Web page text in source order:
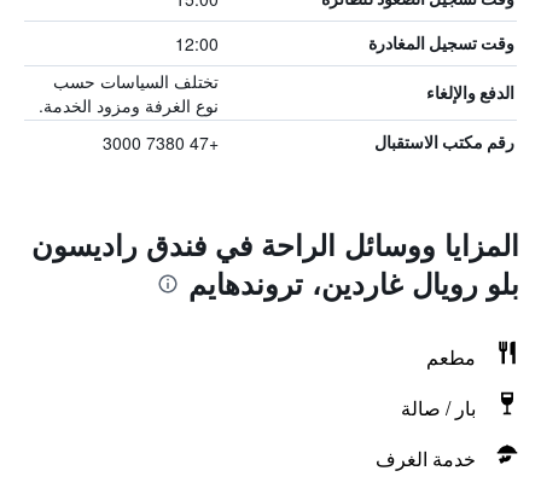
وقت تسجيل المغادرة 12:00
الدفع والإلغاء
تختلف السياسات حسب
نوع الغرفة ومزود الخدمة.
رقم مكتب الاستقبال +47 7380 3000
المزايا ووسائل الراحة في فندق راديسون
بلو رويال غاردين، تروندهايم
مطعم
بار / صالة
خدمة الغرف